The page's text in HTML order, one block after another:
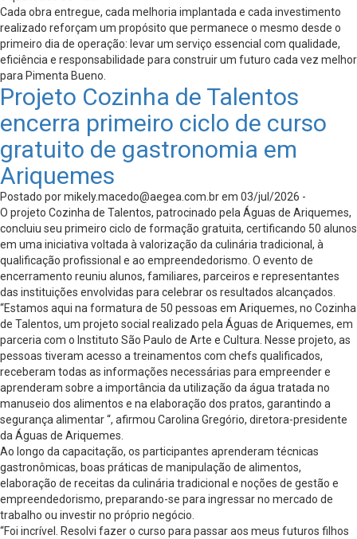
Cada obra entregue, cada melhoria implantada e cada investimento
realizado reforçam um propósito que permanece o mesmo desde o
primeiro dia de operação: levar um serviço essencial com qualidade,
eficiência e responsabilidade para construir um futuro cada vez melhor
para Pimenta Bueno.
Projeto Cozinha de Talentos
encerra primeiro ciclo de curso
gratuito de gastronomia em
Ariquemes
Postado pormikely.macedo@aegea.com.brem 03/jul/2026 -
O projeto Cozinha de Talentos, patrocinado pela Águas de Ariquemes,
concluiu seu primeiro ciclo de formação gratuita, certificando 50 alunos
em uma iniciativa voltada à valorização da culinária tradicional, à
qualificação profissional e ao empreendedorismo. O evento de
encerramento reuniu alunos, familiares, parceiros e representantes
das instituições envolvidas para celebrar os resultados alcançados.
“Estamos aqui na formatura de 50 pessoas em Ariquemes, no Cozinha
de Talentos, um projeto social realizado pela Águas de Ariquemes, em
parceria com o Instituto São Paulo de Arte e Cultura. Nesse projeto, as
pessoas tiveram acesso a treinamentos com chefs qualificados,
receberam todas as informações necessárias para empreender e
aprenderam sobre a importância da utilização da água tratada no
manuseio dos alimentos e na elaboração dos pratos, garantindo a
segurança alimentar “, afirmou Carolina Gregório, diretora-presidente
da Águas de Ariquemes.
Ao longo da capacitação, os participantes aprenderam técnicas
gastronômicas, boas práticas de manipulação de alimentos,
elaboração de receitas da culinária tradicional e noções de gestão e
empreendedorismo, preparando-se para ingressar no mercado de
trabalho ou investir no próprio negócio.
“Foi incrível. Resolvi fazer o curso para passar aos meus futuros filhos